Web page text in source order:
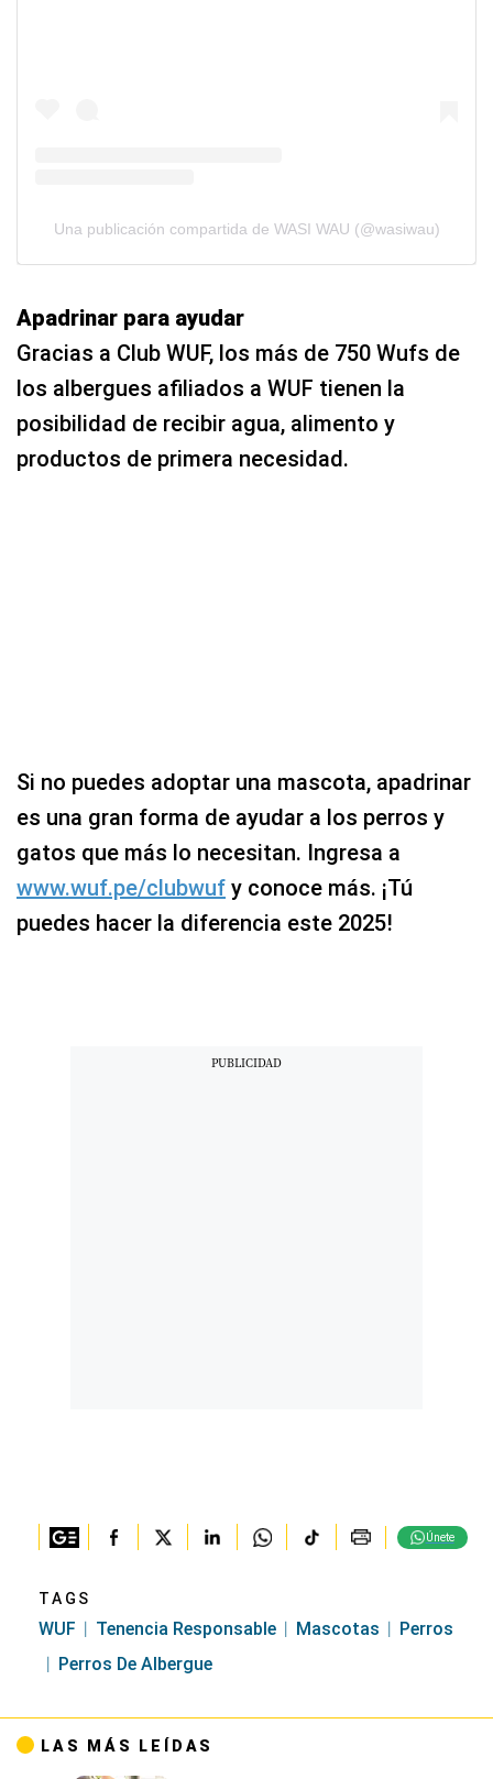
Una publicación compartida de WASI WAU (@wasiwau)
Apadrinar para ayudar
Gracias a Club WUF, los más de 750 Wufs de
los albergues afiliados a WUF tienen la
posibilidad de recibir agua, alimento y
productos de primera necesidad.
Si no puedes adoptar una mascota, apadrinar
es una gran forma de ayudar a los perros y
gatos que más lo necesitan. Ingresa a
www.wuf.pe/clubwuf y conoce más. ¡Tú
puedes hacer la diferencia este 2025!
Únete
TAGS
WUF Tenencia Responsable Mascotas
Perros
Perros De Albergue
LAS MÁS LEÍDAS